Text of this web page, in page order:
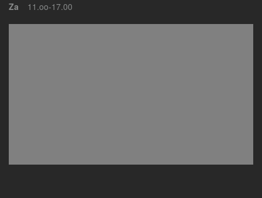
Za
11.oo-17.00